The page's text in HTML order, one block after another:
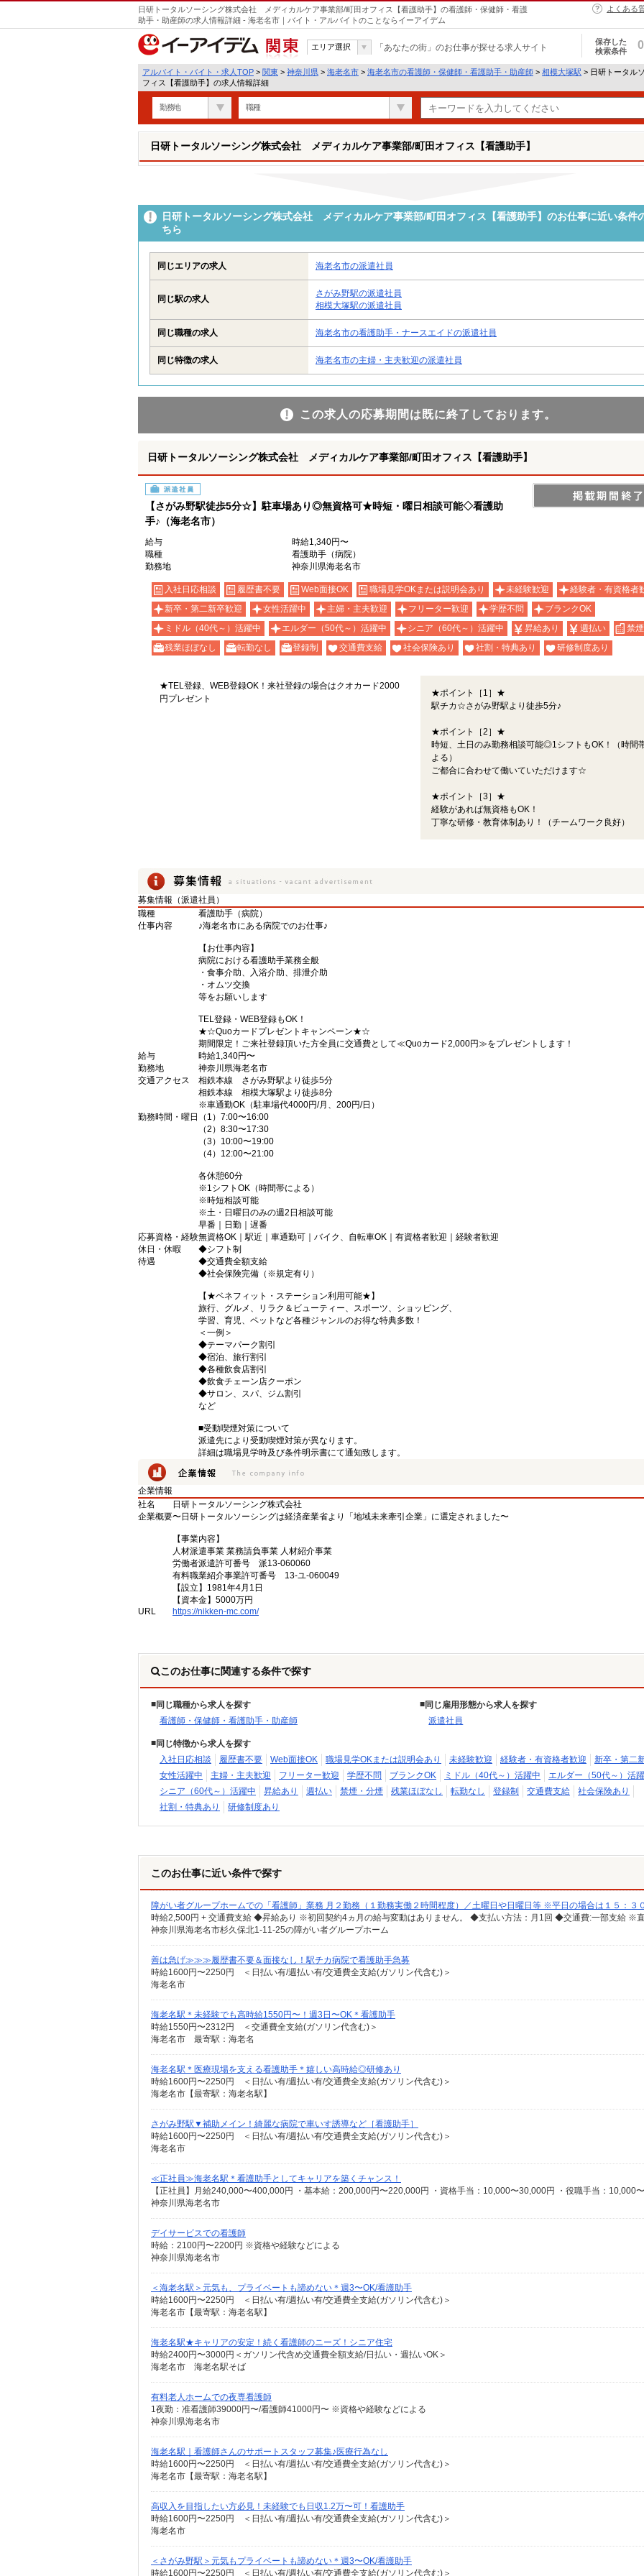
日研トータルソーシング株式会社 メディカルケア事業部/町田オフィス【看護助手】の看護師・保健師・看護
助手・助産師の求人情報詳細 - 海老名市｜バイト・アルバイトのことならイーアイデム
よくある
関東
エリア選択 「あなたの街」のお仕事が探せる求人サイト
保存した
検索条件
0
アルバイト・バイト・求人TOP > 関東 > 神奈川県 > 海老名市 > 海老名市の看護師・保健師・看護助手・助産師 > 相模大塚駅 > 日研トータル
フィス【看護助手】の求人情報詳細
勤務地 職種
日研トータルソーシング株式会社 メディカルケア事業部/町田オフィス【看護助手】
日研トータルソーシング株式会社 メディカルケア事業部/町田オフィス【看護助手】のお仕事に近い条件
ちら
同じエリアの求人 海老名市の派遣社員
同じ駅の求人
さがみ野駅の派遣社員
相模大塚駅の派遣社員
同じ職種の求人 海老名市の看護助手・ナースエイドの派遣社員
同じ特徴の求人 海老名市の主婦・主夫歓迎の派遣社員
この求人の応募期間は既に終了しております。
日研トータルソーシング株式会社 メディカルケア事業部/町田オフィス【看護助手】
派遣社員
【さがみ野駅徒歩5分☆】駐車場あり◎無資格可★時短・曜日相談可能◇看護助
手♪（海老名市）
給与
時給1,340円〜
職種
看護助手（病院）
勤務地
神奈川県海老名市
入社日応相談 履歴書不要 Web面接OK 職場見学OKまたは説明会あり 未経験歓迎
経験者・有資格者
新卒・第二新卒歓迎
女性活躍中 主婦・主夫歓迎 フリーター歓迎 学歴不問
ブランクOK
ミドル（40代～）活躍中
エルダー（50代～）活躍中 シニア（60代～）活躍中 昇給あり 週払い
禁
残業ほぼなし
転勤なし 登録制 交通費支給 社会保険あり 社割・特典あり 研修制度あり
★TEL登録、WEB登録OK！来社登録の場合はクオカード2000
円プレゼント
★ポイント［1］★
駅チカ☆さがみ野駅より徒歩5分♪
★ポイント［2］★
時短、土日のみ勤務相談可能◎1シフトもOK！（時間
よる）
ご都合に合わせて働いていただけます☆
★ポイント［3］★
経験があれば無資格もOK！
丁寧な研修・教育体制あり！（チームワーク良好）
募集情報（派遣社員）
職種
看護助手（病院）
仕事内容
♪海老名市にある病院でのお仕事♪
【お仕事内容】
病院における看護助手業務全般
・食事介助、入浴介助、排泄介助
・オムツ交換
等をお願いします
TEL登録・WEB登録もOK！
★☆Quoカードプレゼントキャンペーン★☆
期間限定！ご来社登録頂いた方全員に交通費として≪Quoカード2,000円≫をプレゼントします！
給与
時給1,340円〜
勤務地
神奈川県海老名市
交通アクセス
相鉄本線 さがみ野駅より徒歩5分
相鉄本線 相模大塚駅より徒歩8分
※車通勤OK（駐車場代4000円/月、200円/日）
勤務時間・曜日
（1）7:00〜16:00
（2）8:30〜17:30
（3）10:00〜19:00
（4）12:00〜21:00
各休憩60分
※1シフトOK（時間帯による）
※時短相談可能
※土・日曜日のみの週2日相談可能
早番｜日勤｜遅番
応募資格・経験無資格OK｜駅近｜車通勤可｜バイク、自転車OK｜有資格者歓迎｜経験者歓迎
休日・休暇
◆シフト制
待遇
◆交通費全額支給
◆社会保険完備（※規定有り）
【★ベネフィット・ステーション利用可能★】
旅行、グルメ、リラク＆ビューティー、スポーツ、ショッピング、
学習、育児、ペットなど各種ジャンルのお得な特典多数！
＜一例＞
◆テーマパーク割引
◆宿泊、旅行割引
◆各種飲食店割引
◆飲食チェーン店クーポン
◆サロン、スパ、ジム割引
など
■受動喫煙対策について
派遣先により受動喫煙対策が異なります。
詳細は職場見学時及び条件明示書にて通知致します。
企業情報
社名
日研トータルソーシング株式会社
企業概要〜日研トータルソーシングは経済産業省より「地域未来牽引企業」に選定されました〜
【事業内容】
人材派遣事業 業務請負事業 人材紹介事業
労働者派遣許可番号 派13-060060
有料職業紹介事業許可番号 13-ユ-060049
【設立】1981年4月1日
【資本金】5000万円
URL
https://nikken-mc.com/
このお仕事に関連する条件で探す
同じ職種から求人を探す
看護師・保健師・看護助手・助産師
同じ雇用形態から求人を探す
派遣社員
同じ特徴から求人を探す
入社日応相談
履歴書不要 Web面接OK 職場見学OKまたは説明会あり 未経験歓迎 経験者・有資格者歓迎
新卒・第二
女性活躍中
主婦・主夫歓迎 フリーター歓迎 学歴不問 ブランクOK ミドル（40代～）活躍中
エルダー（50代～）活
シニア（60代～）活躍中
昇給あり 週払い 禁煙・分煙 残業ほぼなし 転勤なし 登録制 交通費支給
社会保険あり
社割・特典あり
研修制度あり
このお仕事に近い条件で探す
障がい者グループホームでの「看護師」業務 月２勤務（１勤務実働２時間程度）／土曜日や日曜日等 ※平日の場合は１５：３
神奈川県海老名市杉久保北1-11-25の障がい者グループホーム
善は急げ≫≫≫履歴書不要＆面接なし！駅チカ病院で看護助手急募
時給1600円〜2250円 ＜日払い有/週払い有/交通費全支給(ガソリン代含む)＞
海老名市
海老名駅＊未経験でも高時給1550円〜！週3日〜OK＊看護助手
時給1550円〜2312円 ＜交通費全支給(ガソリン代含む)＞
海老名市 最寄駅：海老名
海老名駅＊医療現場を支える看護助手＊嬉しい高時給◎研修あり
時給1600円〜2250円 ＜日払い有/週払い有/交通費全支給(ガソリン代含む)＞
海老名市【最寄駅：海老名駅】
さがみ野駅▼補助メイン！綺麗な病院で車いす誘導など［看護助手］
時給1600円〜2250円 ＜日払い有/週払い有/交通費全支給(ガソリン代含む)＞
海老名市
≪正社員≫海老名駅＊看護助手としてキャリアを築くチャンス！
神奈川県海老名市
デイサービスでの看護師
時給：2100円〜2200円 ※資格や経験などによる
神奈川県海老名市
＜海老名駅＞元気も、プライベートも諦めない＊週3〜OK/看護助手
時給1600円〜2250円 ＜日払い有/週払い有/交通費全支給(ガソリン代含む)＞
海老名市【最寄駅：海老名駅】
海老名駅★キャリアの安定！続く看護師のニーズ！シニア住宅
時給2400円〜3000円＜ガソリン代含め交通費全額支給/日払い・週払いOK＞
海老名市 海老名駅そば
有料老人ホームでの夜専看護師
1夜勤：准看護師39000円〜/看護師41000円〜 ※資格や経験などによる
神奈川県海老名市
海老名駅｜看護師さんのサポートスタッフ募集♪医療行為なし
時給1600円〜2250円 ＜日払い有/週払い有/交通費全支給(ガソリン代含む)＞
海老名市【最寄駅：海老名駅】
高収入を目指したい方必見！未経験でも日収1.2万〜可！看護助手
時給1600円〜2250円 ＜日払い有/週払い有/交通費全支給(ガソリン代含む)＞
海老名市
＜さがみ野駅＞元気もプライベートも諦めない＊週3〜OK/看護助手
時給1600円〜2250円 ＜日払い有/週払い有/交通費全支給(ガソリン代含む)＞